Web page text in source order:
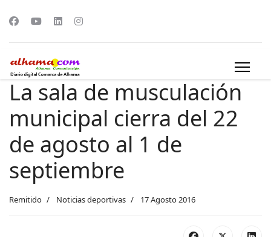
La sala de musculación
municipal cierra del 22
de agosto al 1 de
septiembre
Remitido Noticias deportivas 17 Agosto 2016